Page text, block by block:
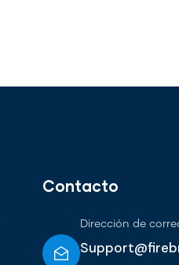
Contacto
Dirección de